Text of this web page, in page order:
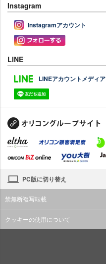
Instagram
Instagramアカウント
LINE
LINEアカウントメディア
PC版に切り替え
禁無断複写転載
クッキーの使用について